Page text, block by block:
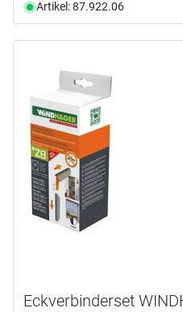
Artikel: 87.922.06
Eckverbinderset